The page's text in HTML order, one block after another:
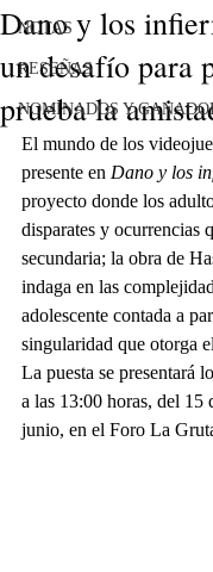
NOTAS
RESEÑAS
NOMINADOS Y
Dano y los
un desafío para
prueba la
El mundo de los
presente en Dano y los
proyecto donde los
disparates y ocurrencias
secundaria; la obra de
indaga en las
adolescente contada a
singularidad que otorga
La puesta se presentará
a las 13:00 horas, del 15
junio, en el Foro La